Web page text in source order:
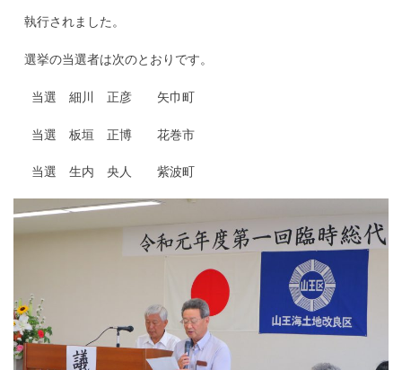
執行されました。
選挙の当選者は次のとおりです。
当選 細川 正彦 矢巾町
当選 板垣 正博 花巻市
当選 生内 央人 紫波町